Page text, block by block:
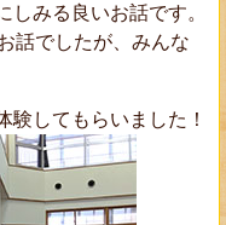
みる良いお話です。
話でしたが、みんな
してもらいました！